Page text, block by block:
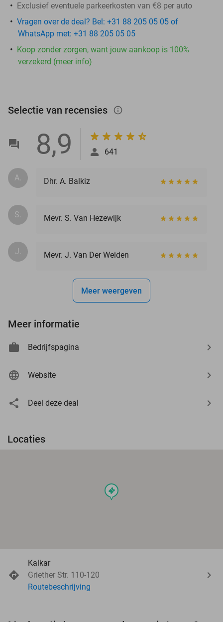
Exclusief eventuele parkeerkosten van €8 per auto
Vragen over de deal? Bel: +31 88 205 05 05 of
WhatsApp met: +31 88 205 05 05
Koop zonder zorgen, want jouw aankoop is 100%
verzekerd (meer info)
Selectie van recensies info_outlined
8,9 641
A. Dhr. A. Balkiz
S. Mevr. S. Van Hezewijk
J. Mevr. J. Van Der Weiden
Meer weergeven
Meer informatie
Bedrijfspagina
Website
Deel deze deal
Locaties
events
Kalkar
Griether Str. 110-120
Routebeschrijving